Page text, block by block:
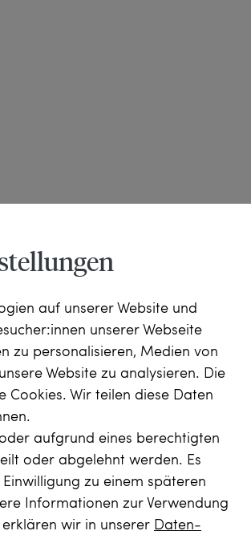
auf unserer Website und
unserer Webseite
zu personalisieren, Medien von
Website zu analysieren. Die
Wir teilen diese Daten
aufgrund eines berechtigten
oder abgelehnt werden. Es
zu einem späteren
Informationen zur Verwendung
wir in unserer Daten­